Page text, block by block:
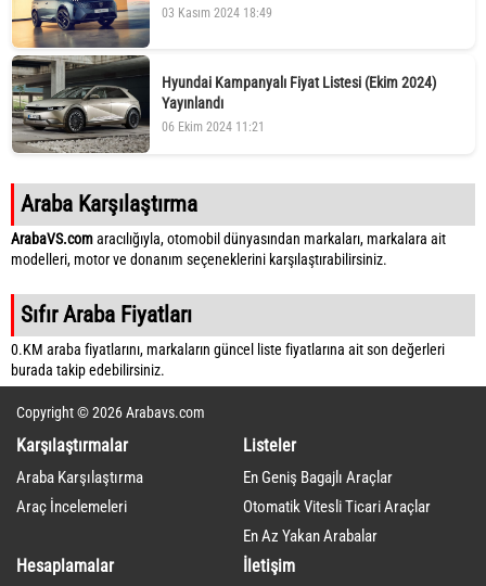
03 Kasım 2024 18:49
Hyundai Kampanyalı Fiyat Listesi (Ekim 2024)
Yayınlandı
06 Ekim 2024 11:21
Araba Karşılaştırma
ArabaVS.comaracılığıyla, otomobil dünyasından markaları, markalara ait
modelleri, motor ve donanım seçeneklerini karşılaştırabilirsiniz.
Sıfır Araba Fiyatları
0.KM araba fiyatlarını, markaların güncel liste fiyatlarına ait son değerleri
burada takip edebilirsiniz.
Copyright © 2026 Arabavs.com
Karşılaştırmalar
Araba Karşılaştırma
Araç İncelemeleri
Listeler
En Geniş Bagajlı Araçlar
Otomatik Vitesli Ticari Araçlar
En Az Yakan Arabalar
Hesaplamalar İletişim